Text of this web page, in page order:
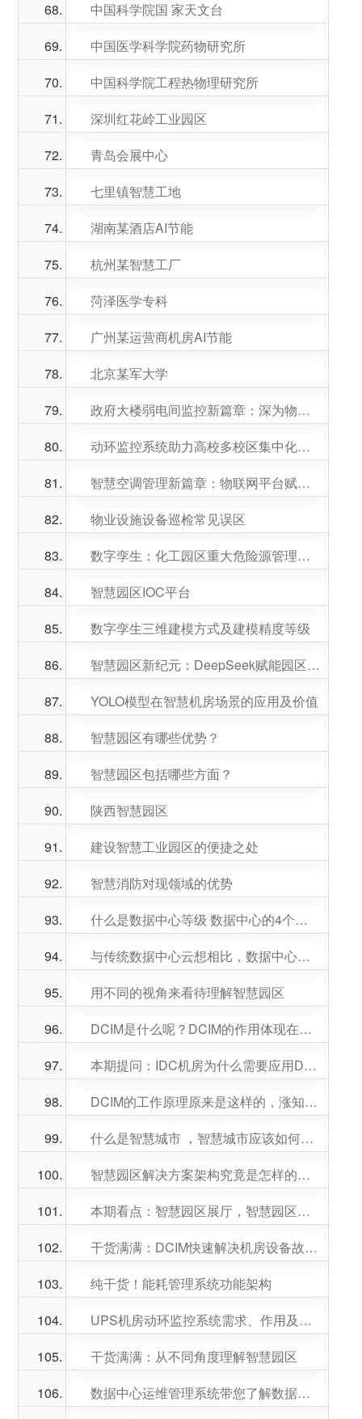
中国科学院国 家天文台
中国医学科学院药物研究所
中国科学院工程热物理研究所
深圳红花岭工业园区
青岛会展中心
七里镇智慧工地
湖南某酒店AI节能
杭州某智慧工厂
菏泽医学专科
广州某运营商机房AI节能
北京某军大学
政府大楼弱电间监控新篇章：深为物联网平台赋能智能运维与安全保障
动环监控系统助力高校多校区集中化管理
智慧空调管理新篇章：物联网平台赋能校园节能减排
物业设施设备巡检常见误区
数字孪生：化工园区重大危险源管理的“智慧之锚”
智慧园区IOC平台
数字孪生三维建模方式及建模精度等级
智慧园区新纪元：DeepSeek赋能园区智能化转型
YOLO模型在智慧机房场景的应用及价值
智慧园区有哪些优势？
智慧园区包括哪些方面？
陕西智慧园区
建设智慧工业园区的便捷之处
智慧消防对现领域的优势
什么是数据中心等级 数据中心的4个层级
与传统数据中心云想相比，数据中心哪些不同？
用不同的视角来看待理解智慧园区
DCIM是什么呢？DCIM的作用体现在哪些方面呢？
本期提问：IDC机房为什么需要应用DCIM？
DCIM的工作原理原来是这样的，涨知识了！
什么是智慧城市 ，智慧城市应该如何建立呢？
智慧园区解决方案架构究竟是怎样的呢？
本期看点：智慧园区展厅，智慧园区展厅设计
干货满满：DCIM快速解决机房设备故障的小秘诀
纯干货！能耗管理系统功能架构
UPS机房动环监控系统需求、作用及其报警方式
干货满满：从不同角度理解智慧园区
数据中心运维管理系统带您了解数据中心，速来一览！